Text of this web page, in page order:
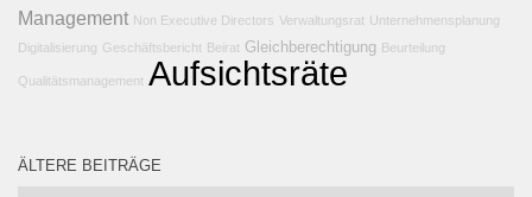
Management Non Executive Directors Verwaltungsrat Unternehmensplanung
Digitalisierung Geschäftsbericht Beirat Gleichberechtigung Beurteilung
Qualitätsmanagement Aufsichtsräte
ÄLTERE BEITRÄGE